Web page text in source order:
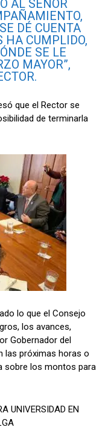
AL SEÑOR
DÉ CUENTA
HA CUMPLIDO,
SE LE
MAYOR”,
que el Rector se
de terminarla
lo que el Consejo
los avances,
Gobernador del
las próximas horas o
sobre los montos para
UNIVERSIDAD EN